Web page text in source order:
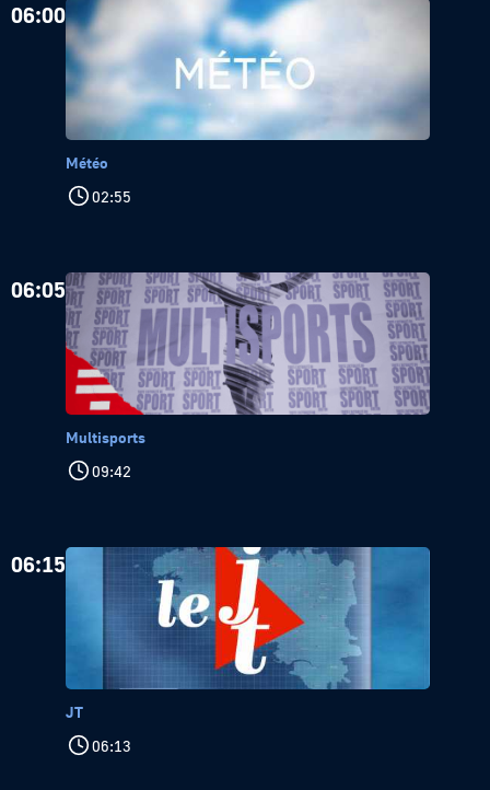
06:00
Météo
02:55
06:05
Multisports
09:42
06:15
JT
06:13